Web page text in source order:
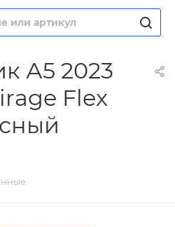
А5 2023
Flex